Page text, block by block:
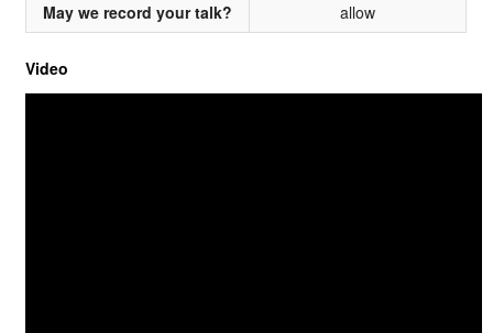
May we record your talk?
allow
Video